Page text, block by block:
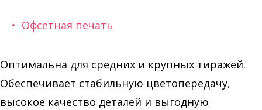
Офсетная печать
Оптимальна для средних и крупных тиражей.
Обеспечивает стабильную цветопередачу,
высокое качество деталей и выгодную